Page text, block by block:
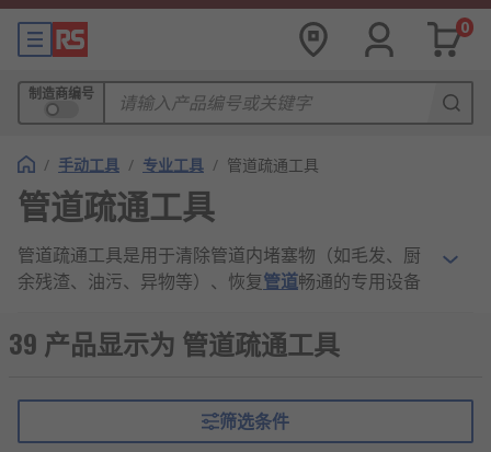
0
制造商编号
/ 手动工具 / 专业工具 / 管道疏通工具
管道疏通工具
管道疏通工具是用于清除管道内堵塞物（如毛发、厨
余残渣、油污、异物等）、恢复管道畅通的专用设备
排水管道维护。其设计贴合管道结构特点，可针对不
同管径、堵塞程度及堵塞物类型灵活选用，核心作用
味及破损等问题。常见类型涵盖手动工具（如疏通弹
簧、皮搋子）、电动工具（如管道疏通机）及化学疏
39 产品显示为 管道疏通工具
筛选条件